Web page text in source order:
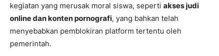
kegiatan yang merusak moral siswa, seperti akses judi
online dan konten pornografi, yang bahkan telah
menyebabkan pemblokiran platform tertentu oleh
pemerintah.